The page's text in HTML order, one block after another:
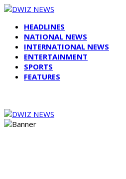
HEADLINES
NATIONAL NEWS
INTERNATIONAL NEWS
ENTERTAINMENT
SPORTS
FEATURES